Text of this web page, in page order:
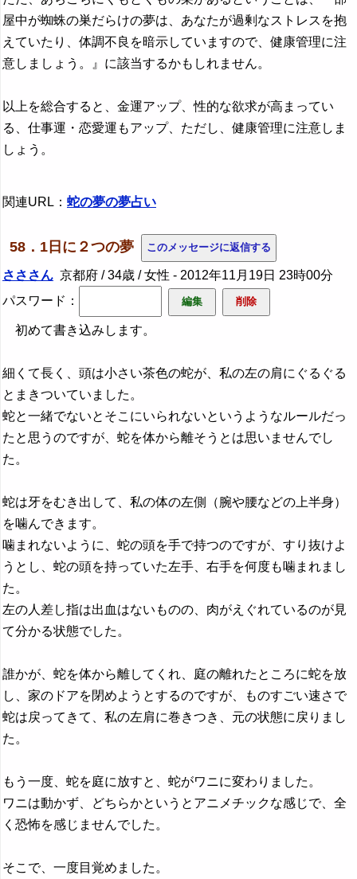
屋中が蜘蛛の巣だらけの夢は、あなたが過剰なストレスを抱
えていたり、体調不良を暗示していますので、健康管理に注
意しましょう。』に該当するかもしれません。
以上を総合すると、金運アップ、性的な欲求が高まってい
る、仕事運・恋愛運もアップ、ただし、健康管理に注意しま
しょう。
関連URL： 蛇の夢の夢占い
58．1日に２つの夢
さささん 京都府 / 34歳 / 女性 - 2012年11月19日 23時00分
パスワード：
初めて書き込みします。
細くて長く、頭は小さい茶色の蛇が、私の左の肩にぐるぐる
とまきついていました。
蛇と一緒でないとそこにいられないというようなルールだっ
たと思うのですが、蛇を体から離そうとは思いませんでし
た。
蛇は牙をむき出して、私の体の左側（腕や腰などの上半身）
を噛んできます。
噛まれないように、蛇の頭を手で持つのですが、すり抜けよ
うとし、蛇の頭を持っていた左手、右手を何度も噛まれまし
た。
左の人差し指は出血はないものの、肉がえぐれているのが見
て分かる状態でした。
誰かが、蛇を体から離してくれ、庭の離れたところに蛇を放
し、家のドアを閉めようとするのですが、ものすごい速さで
蛇は戻ってきて、私の左肩に巻きつき、元の状態に戻りまし
た。
もう一度、蛇を庭に放すと、蛇がワニに変わりました。
ワニは動かず、どちらかというとアニメチックな感じで、全
く恐怖を感じませんでした。
そこで、一度目覚めました。